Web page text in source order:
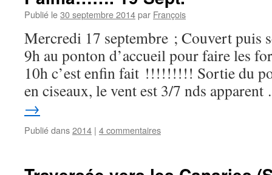
Publié le30 septembre 2014par François
Mercredi 17 septembre ; Couvert puis
9h au ponton d’accueil pour faire les
10h c’est enfin fait !!!!!!!!! Sortie du
en ciseaux, le vent est 3/7 nds
→
Publié dans2014 | 4 commentaires